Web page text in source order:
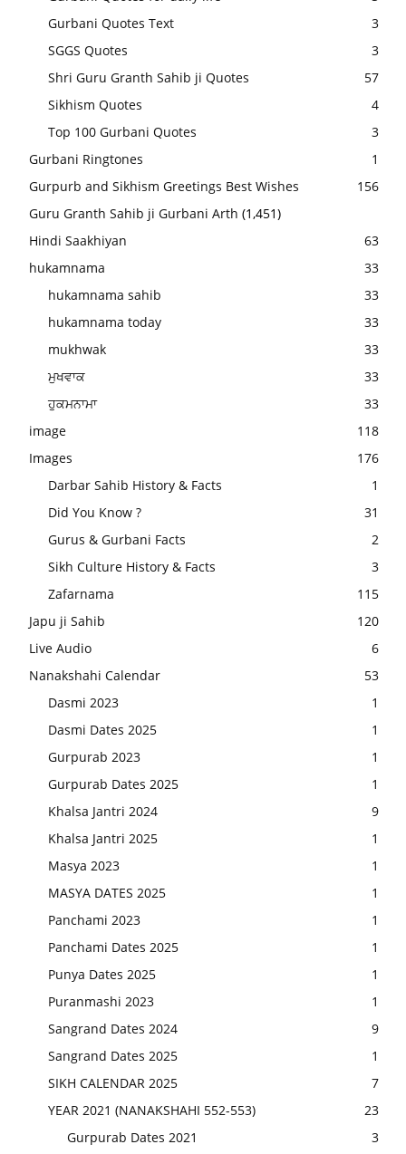
Gurbani Quotes Text
3
SGGS Quotes
3
Shri Guru Granth Sahib ji Quotes
57
Sikhism Quotes
4
Top 100 Gurbani Quotes
3
Gurbani Ringtones
1
Gurpurb and Sikhism Greetings Best Wishes
156
Guru Granth Sahib ji Gurbani Arth (1,451)
Hindi Saakhiyan
63
hukamnama
33
hukamnama sahib
33
hukamnama today
33
mukhwak
33
ਮੁਖਵਾਕ
33
ਹੁਕਮਨਾਮਾ
33
image
118
Images
176
Darbar Sahib History & Facts
1
Did You Know ?
31
Gurus & Gurbani Facts
2
Sikh Culture History & Facts
3
Zafarnama
115
Japu ji Sahib
120
Live Audio
6
Nanakshahi Calendar
53
Dasmi 2023
1
Dasmi Dates 2025
1
Gurpurab 2023
1
Gurpurab Dates 2025
1
Khalsa Jantri 2024
9
Khalsa Jantri 2025
1
Masya 2023
1
MASYA DATES 2025
1
Panchami 2023
1
Panchami Dates 2025
1
Punya Dates 2025
1
Puranmashi 2023
1
Sangrand Dates 2024
9
Sangrand Dates 2025
1
SIKH CALENDAR 2025
7
YEAR 2021 (NANAKSHAHI 552-553)
23
Gurpurab Dates 2021
3